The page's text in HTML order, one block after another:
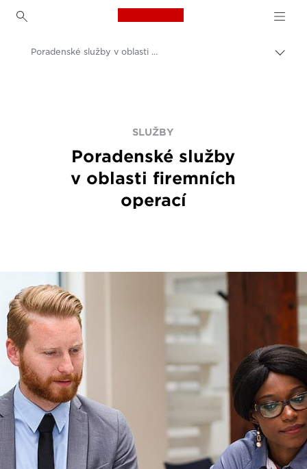
Canon Logo, back to
Poradenské služby v oblasti firemních operací
SLUŽBY
Poradenské služby
v oblasti firemních
operací